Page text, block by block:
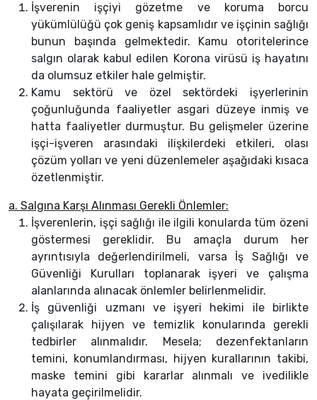
İşverenin işçiyi gözetme ve koruma borcu
yükümlülüğü çok geniş kapsamlıdır ve işçinin sağlığı
bunun başında gelmektedir. Kamu otoritelerince
salgın olarak kabul edilen Korona virüsü iş hayatını
da olumsuz etkiler hale gelmiştir.
Kamu sektörü ve özel sektördeki işyerlerinin
çoğunluğunda faaliyetler asgari düzeye inmiş ve
hatta faaliyetler durmuştur. Bu gelişmeler üzerine
işçi-işveren arasındaki ilişkilerdeki etkileri, olası
çözüm yolları ve yeni düzenlemeler aşağıdaki kısaca
özetlenmiştir.
a. Salgına Karşı Alınması Gerekli Önlemler:
İşverenlerin, işçi sağlığı ile ilgili konularda tüm özeni
göstermesi gereklidir. Bu amaçla durum her
ayrıntısıyla değerlendirilmeli, varsa İş Sağlığı ve
Güvenliği Kurulları toplanarak işyeri ve çalışma
alanlarında alınacak önlemler belirlenmelidir.
İş güvenliği uzmanı ve işyeri hekimi ile birlikte
çalışılarak hijyen ve temizlik konularında gerekli
tedbirler alınmalıdır. Mesela; dezenfektanların
temini, konumlandırması, hijyen kurallarının takibi,
maske temini gibi kararlar alınmalı ve ivedilikle
hayata geçirilmelidir.